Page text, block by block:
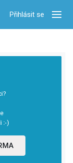
Přihlásit se
:-)